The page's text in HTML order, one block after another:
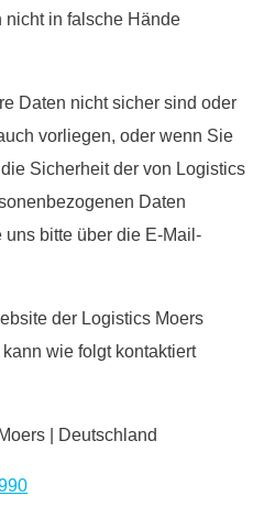
nicht in falsche Hände
Daten nicht sicher sind oder
vorliegen, oder wenn Sie
Sicherheit der von Logistics
Daten
bitte über die E-Mail-
der Logistics Moers
wie folgt kontaktiert
| Deutschland